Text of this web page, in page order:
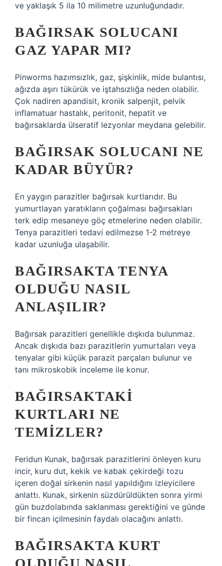
ve yaklaşık 5 ila 10 milimetre uzunluğundadır.
BAĞIRSAK SOLUCANI
GAZ YAPAR MI?
Pinworms hazımsızlık, gaz, şişkinlik, mide bulantısı,
ağızda aşırı tükürük ve iştahsızlığa neden olabilir.
Çok nadiren apandisit, kronik salpenjit, pelvik
inflamatuar hastalık, peritonit, hepatit ve
bağırsaklarda ülseratif lezyonlar meydana gelebilir.
BAĞIRSAK SOLUCANI NE
KADAR BÜYÜR?
En yaygın parazitler bağırsak kurtlarıdır. Bu
yumurtlayan yaratıkların çoğalması bağırsakları
terk edip mesaneye göç etmelerine neden olabilir.
Tenya parazitleri tedavi edilmezse 1-2 metreye
kadar uzunluğa ulaşabilir.
BAĞIRSAKTA TENYA
OLDUĞU NASIL
ANLAŞILIR?
Bağırsak parazitleri genellikle dışkıda bulunmaz.
Ancak dışkıda bazı parazitlerin yumurtaları veya
tenyalar gibi küçük parazit parçaları bulunur ve
tanı mikroskobik inceleme ile konur.
BAĞIRSAKTAKI
KURTLARI NE
TEMIZLER?
Feridun Kunak, bağırsak parazitlerini önleyen kuru
incir, kuru dut, kekik ve kabak çekirdeği tozu
içeren doğal sirkenin nasıl yapıldığını izleyicilere
anlattı. Kunak, sirkenin süzdürüldükten sonra yirmi
gün buzdolabında saklanması gerektiğini ve günde
bir fincan içilmesinin faydalı olacağını anlattı.
BAĞIRSAKTA KURT